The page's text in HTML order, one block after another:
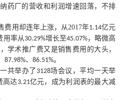
药厂的营收和利润增速回落，不排
费用却连年上涨，从2017年1.14亿元
用率从30.29%增长至45.07%，略微高
学术推广费又是销售费用的大头，
87.98%、 86.51%。
共举办了 3128场会议，平均一天举
高达3.21亿元，成为利润表的最大减